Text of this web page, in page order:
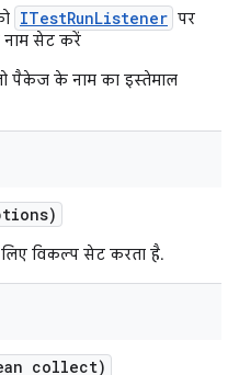
ITestRunListener पर
नाम सेट करें
पैकेज के नाम का इस्तेमाल
विकल्प सेट करता है.
collect)